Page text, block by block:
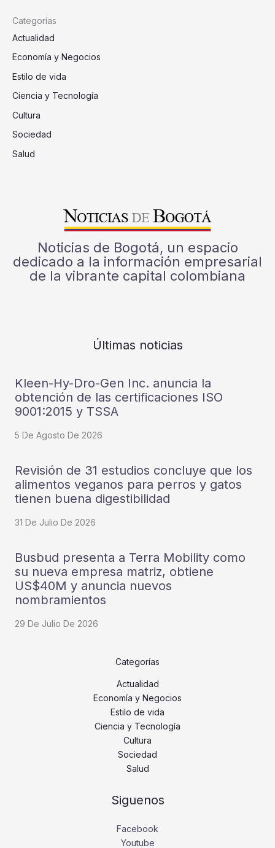
Categorías
Actualidad
Economía y Negocios
Estilo de vida
Ciencia y Tecnología
Cultura
Sociedad
Salud
Noticias de Bogotá, un espacio
dedicado a la información empresarial
de la vibrante capital colombiana
Últimas noticias
Kleen-Hy-Dro-Gen Inc. anuncia la
obtención de las certificaciones ISO
9001:2015 y TSSA
5 De Agosto De 2026
Revisión de 31 estudios concluye que los
alimentos veganos para perros y gatos
tienen buena digestibilidad
31 De Julio De 2026
Busbud presenta a Terra Mobility como
su nueva empresa matriz, obtiene
US$40M y anuncia nuevos
nombramientos
29 De Julio De 2026
Categorías
Actualidad
Economía y Negocios
Estilo de vida
Ciencia y Tecnología
Cultura
Sociedad
Salud
Siguenos
Facebook
Youtube